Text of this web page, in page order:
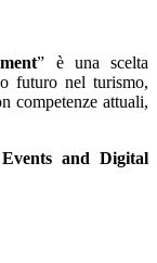
” è una scelta
futuro nel turismo,
competenze attuali,
and Digital